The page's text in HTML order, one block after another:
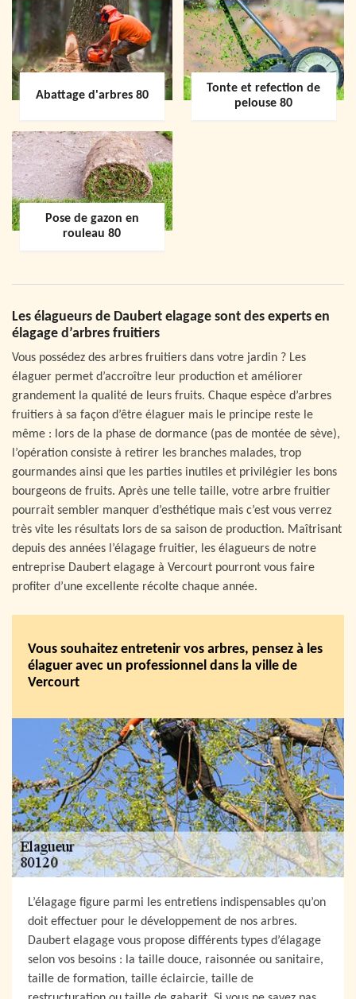
Abattage d'arbres 80
Tonte et refection de
pelouse 80
Pose de gazon en
rouleau 80
Les élagueurs de Daubert elagage sont des experts en
élagage d’arbres fruitiers
Vous possédez des arbres fruitiers dans votre jardin ? Les
élaguer permet d’accroître leur production et améliorer
grandement la qualité de leurs fruits. Chaque espèce d’arbres
fruitiers à sa façon d’être élaguer mais le principe reste le
même : lors de la phase de dormance (pas de montée de sève),
l’opération consiste à retirer les branches malades, trop
gourmandes ainsi que les parties inutiles et privilégier les bons
bourgeons de fruits. Après une telle taille, votre arbre fruitier
pourrait sembler manquer d’esthétique mais c’est vous verrez
très vite les résultats lors de sa saison de production. Maîtrisant
depuis des années l’élagage fruitier, les élagueurs de notre
entreprise Daubert elagage à Vercourt pourront vous faire
profiter d’une excellente récolte chaque année.
Vous souhaitez entretenir vos arbres, pensez à les
élaguer avec un professionnel dans la ville de
Vercourt
L’élagage figure parmi les entretiens indispensables qu’on
doit effectuer pour le développement de nos arbres.
Daubert elagage vous propose différents types d’élagage
selon vos besoins : la taille douce, raisonnée ou sanitaire,
taille de formation, taille éclaircie, taille de